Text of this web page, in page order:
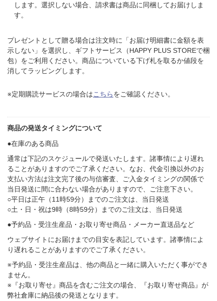
します。選択しない場合、請求書は商品に同梱してお届けしま
す。
プレゼントとして贈る場合は注文時に「お届け明細書に金額を表
示しない」を選択し、ギフトサービス（HAPPY PLUS STOREで梱
包）をご利用ください。商品についている下げ札を取るか値段を
消してラッピングします。
※定期購読サービスの場合はこちらをご確認ください。
商品の発送タイミングについて
●在庫のある商品
通常は下記のスケジュールで発送いたします。諸事情により遅れ
ることがありますのでご了承ください。なお、代金引換以外のお
支払い方法は注文完了後の与信審査、ご入金タイミングの関係で
当日発送に間に合わない場合がありますので、ご注意下さい。
○平日は正午（11時59分）までのご注文は、当日発送
○土・日・祝は9時（8時59分）までのご注文は、当日発送
●予約品・受注生産品・お取り寄せ商品・メーカー直送品など
ウェブサイトにお届けまでの目安を表記しています。諸事情によ
り遅れることがありますのでご了承ください。
※予約品・受注生産品は、他の商品と一緒に購入いただく事ができ
ません。
※『お取り寄せ』商品を含むご注文の場合、『お取り寄せ商品』が
弊社倉庫に納品後の発送となります。